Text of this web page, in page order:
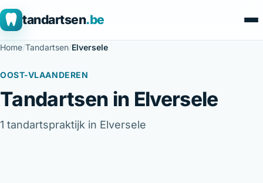
tandartsen.be
Home/Tandartsen/Elversele
OOST-VLAANDEREN
Tandartsen in Elversele
1 tandartspraktijk in Elversele